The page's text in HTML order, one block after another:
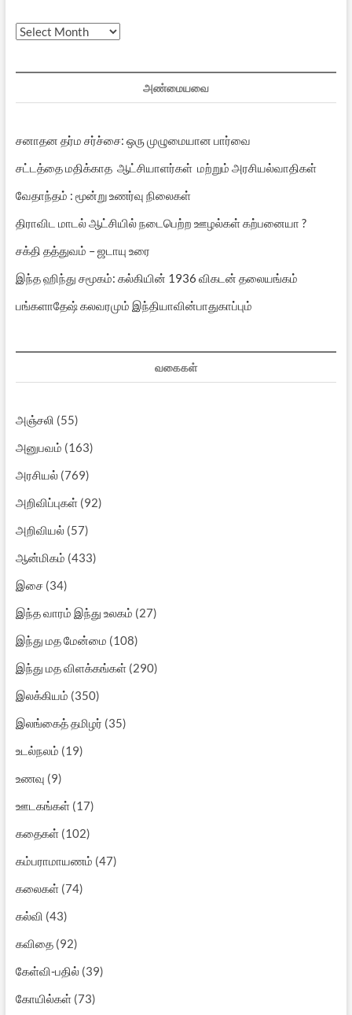
முந்தைய
அண்மையவை
சனாதன தர்ம சர்ச்சை: ஒரு முழுமையான பார்வை
சட்டத்தை மதிக்காத ஆட்சியாளர்கள் மற்றும் அரசியல்வாதிகள்
வேதாந்தம் : மூன்று உணர்வு நிலைகள்
திராவிட மாடல் ஆட்சியில் நடைபெற்ற ஊழல்கள் கற்பனையா ?
சக்தி தத்துவம் – ஜடாயு உரை
இந்த ஹிந்து சமூகம்: கல்கியின் 1936 விகடன் தலையங்கம்
பங்களாதேஷ் கலவரமும் இந்தியாவின்பாதுகாப்பும்
வகைகள்
அஞ்சலி (55)
அனுபவம் (163)
அரசியல்(769)
அறிவிப்புகள்(92)
அறிவியல்(57)
ஆன்மிகம் (433)
இசை(34)
இந்த வாரம் இந்து உலகம் (27)
இந்து மத மேன்மை (108)
இந்து மத விளக்கங்கள்(290)
இலக்கியம் (350)
இலங்கைத் தமிழர் (35)
உடல்நலம் (19)
உணவு (9)
ஊடகங்கள்(17)
கதைகள்(102)
கம்பராமாயணம் (47)
கலைகள்(74)
கல்வி (43)
கவிதை(92)
கேள்வி-பதில்(39)
கோயில்கள்(73)